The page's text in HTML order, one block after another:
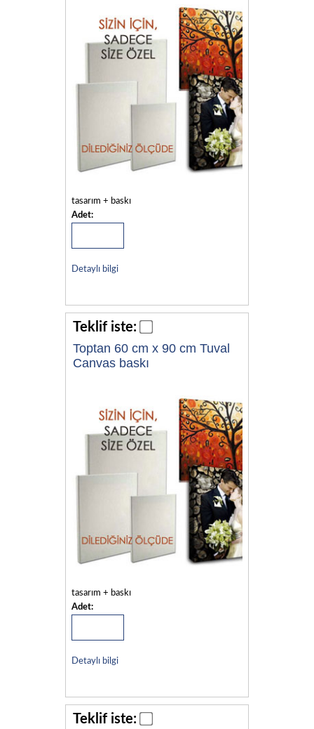
tasarım + baskı
Adet:
Detaylı bilgi
Teklif iste:
Toptan 60 cm x 90 cm Tuval
Canvas baskı
tasarım + baskı
Adet:
Detaylı bilgi
Teklif iste: